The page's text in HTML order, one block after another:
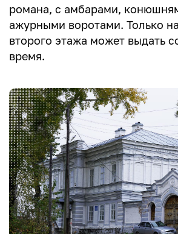
романа, с амбарами,
ажурными воротами. Только
второго этажа может выдать
время.